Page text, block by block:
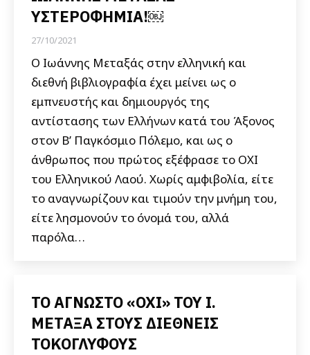
ΥΣΤΕΡΟΦΗΜΙΑ!￼
27/10/2021
Ο Ιωάννης Μεταξάς στην ελληνική και
διεθνή βιβλιογραφία έχει μείνει ως ο
εμπνευστής και δημιουργός της
αντίστασης των Ελλήνων κατά του Άξονος
στον Β’ Παγκόσμιο Πόλεμο, και ως ο
άνθρωπος που πρώτος εξέφρασε το ΟΧΙ
του Ελληνικού Λαού. Χωρίς αμφιβολία, είτε
το αναγνωρίζουν και τιμούν την μνήμη του,
είτε λησμονούν το όνομά του, αλλά
παρόλα…
ΤΟ ΑΓΝΩΣΤΟ «ΟΧΙ» ΤΟΥ Ι.
ΜΕΤΑΞΑ ΣΤΟΥΣ ΔΙΕΘΝΕΙΣ
ΤΟΚΟΓΛΥΦΟΥΣ